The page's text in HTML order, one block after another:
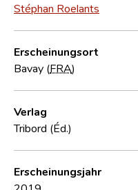
Kontakt
Stéphan Roelants
Erscheinungsort
Bavay (FRA)
Verlag
Tribord (Éd.)
Erscheinungsjahr